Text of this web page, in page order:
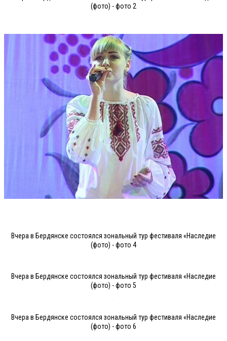
(фото) - фото 2
Вчера в Бердянске состоялся зональный тур фестиваля «Наследие
(фото) - фото 4
Вчера в Бердянске состоялся зональный тур фестиваля «Наследие
(фото) - фото 5
Вчера в Бердянске состоялся зональный тур фестиваля «Наследие
(фото) - фото 6